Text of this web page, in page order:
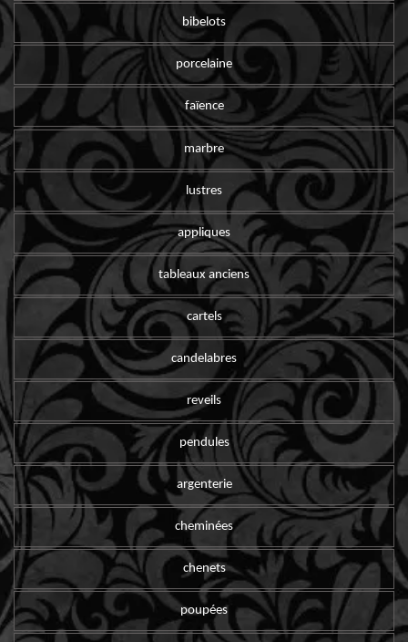
bibelots
porcelaine
faïence
marbre
lustres
appliques
tableaux anciens
cartels
candelabres
reveils
pendules
argenterie
cheminées
chenets
poupées